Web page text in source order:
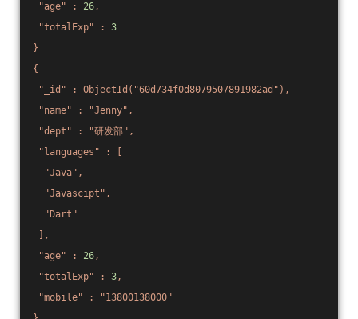
"age"
: 26,
"totalExp"
:
3
}
{
"_id"
:
ObjectId("60d734f0d8079507891982ad"),
"name"
: "Jenny" ,
"dept"
: "研发部" ,
"languages"
:
"Java" ,
"Javascipt" ,
"Dart"
],
"age"
: 26,
"totalExp"
: 3,
"mobile"
:
"13800138000"